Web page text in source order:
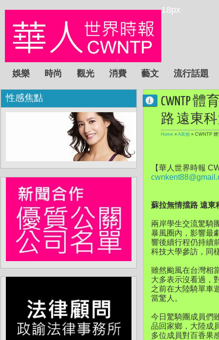
18px
娛樂 時尚 觀光 消費 藝文 流行話題
CWNTP
路 遠東
Home » A其他 » CWNTP 體
【華人世界時報
蘇拉無情擋路 遠東
兩岸學生交流驚騎
暴風圈內，影響最
響後續行程仍持續
科技大學參訪，同
雖然颱風在台灣相
大多表示沒看過，
之前在大陸騎單車
當驚人。
今日驚騎團成員們
品回家鄉，大陸成
多位成員對百香果
性感焦點